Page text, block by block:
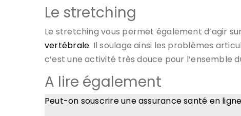
Le stretching
Le stretching vous permet également d’agir
vertébrale. Il soulage ainsi les problèmes
c’est une activité très douce pour l’ensemble
A lire également
Peut-on souscrire une assurance santé en